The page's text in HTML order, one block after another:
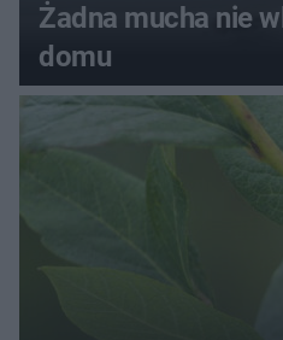
Żadna mucha nie
domu